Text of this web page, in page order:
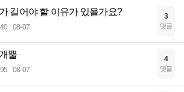
길어야 할 이유가 있을가요?
08-07
3
댓글
뿔
08-07
4
댓글